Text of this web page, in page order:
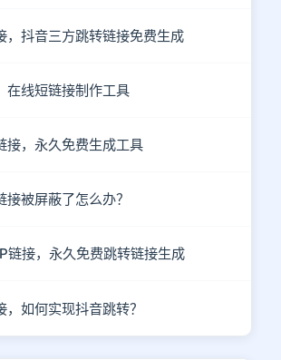
，抖音三方跳转链接免费生成
在线短链接制作工具
接，永久免费生成工具
被屏蔽了怎么办？
链接，永久免费跳转链接生成
如何实现抖音跳转？